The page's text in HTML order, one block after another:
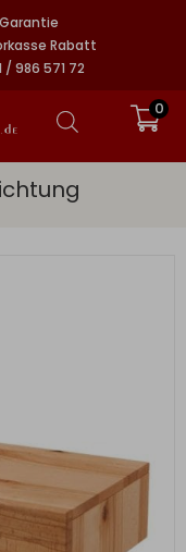
Rabatt
/ 986 571 72
0